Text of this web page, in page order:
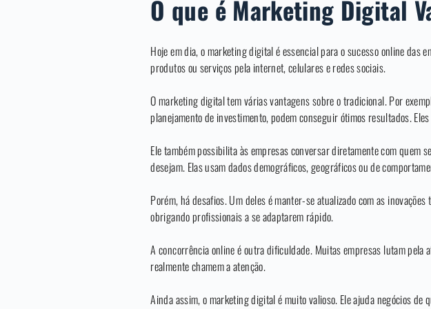
O que é Marketing Digital
Hoje em dia, o marketing digital é essencial para o sucesso online das
produtos ou serviços pela internet, celulares e redes sociais.
O marketing digital tem várias vantagens sobre o tradicional. Por
planejamento de investimento, podem conseguir ótimos resultados.
Ele também possibilita às empresas conversar diretamente com quem
desejam. Elas usam dados demográficos, geográficos ou de
Porém, há desafios. Um deles é manter-se atualizado com as
obrigando profissionais a se adaptarem rápido.
A concorrência online é outra dificuldade. Muitas empresas lutam
realmente chamem a atenção.
Ainda assim, o marketing digital é muito valioso. Ele ajuda negócios